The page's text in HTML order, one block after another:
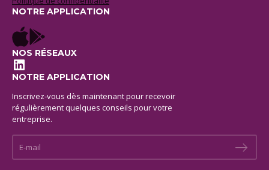
NOTRE APPLICATION
NOS RÉSEAUX
LinkedIn
NOTRE APPLICATION
Inscrivez-vous dès maintenant pour recevoir
régulièrement quelques conseils pour votre
entreprise.